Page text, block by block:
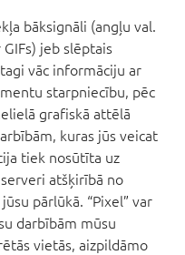
bāksignāli (angļu val.
jeb slēptais
vāc informāciju ar
starpniecību, pēc
grafiskā attēlā
kuras jūs veicat
tiek nosūtīta uz
atšķirībā no
pārlūkā. “Pixel” var
darbībām mūsu
vietās, aizpildāmo